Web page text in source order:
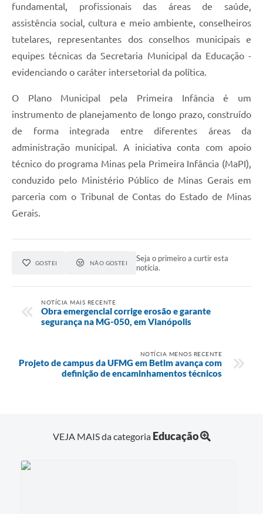
fundamental, profissionais das áreas de saúde,
assistência social, cultura e meio ambiente, conselheiros
tutelares, representantes dos conselhos municipais e
equipes técnicas da Secretaria Municipal da Educação -
evidenciando o caráter intersetorial da política.
O Plano Municipal pela Primeira Infância é um
instrumento de planejamento de longo prazo, construído
de forma integrada entre diferentes áreas da
administração municipal. A iniciativa conta com apoio
técnico do programa Minas pela Primeira Infância (MaPI),
conduzido pelo Ministério Público de Minas Gerais em
parceria com o Tribunal de Contas do Estado de Minas
Gerais.
GOSTEI NÃO GOSTEI
Seja o primeiro a curtir esta
notícia.
NOTÍCIA MAIS RECENTE
Obra emergencial corrige erosão e garante
segurança na MG-050, em Vianópolis
NOTÍCIA MENOS RECENTE
Projeto de campus da UFMG em Betim avança com
definição de encaminhamentos técnicos
VEJA MAIS da categoria Educação